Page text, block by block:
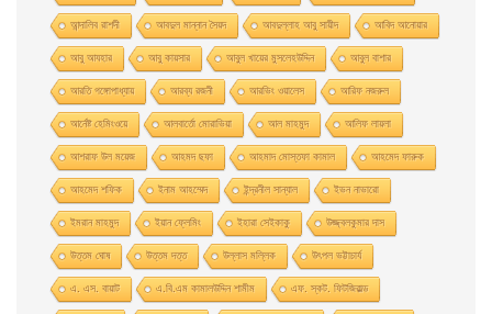
আন্দালিব রাশদী আবদুল মান্নান সৈয়দ আবদুল্লাহ আবু সায়ীদ আবিদ আনোয়ার
আবু আযহার আবু কায়সার আবুল খায়ের মুসলেহউদ্দিন আবুল বাশার
আরতি গঙ্গোপাধ্যায় আরব্য রজনী আরভিং ওয়ালেস আরিফ নজরুল
আর্নেষ্ট হেমিংওয়ে আলবার্তো মােরাভিয়া আল মাহমুদ আলিফ লায়লা
আশরাফ উল ময়েজ আহমদ ছফা আহমাদ মোস্তফা কামাল আহমেদ ফারুক
আহমেদ শফিক ইনাম আহম্মেদ ইন্দ্রনীল সান্যাল ইভন নাভারাে
ইমরান মাহমুদ ইয়ান ফ্লেমিং ইহারা সেইকাকু উজ্জ্বলকুমার দাস
উত্তম ঘােষ উত্তম দত্ত উল্লাস মল্লিক উৎপল ভট্টাচার্য
এ. এস. বায়াট এ.বি.এম কামালউদ্দিন শামীম এফ. স্কট. ফিটজিরাল্ড